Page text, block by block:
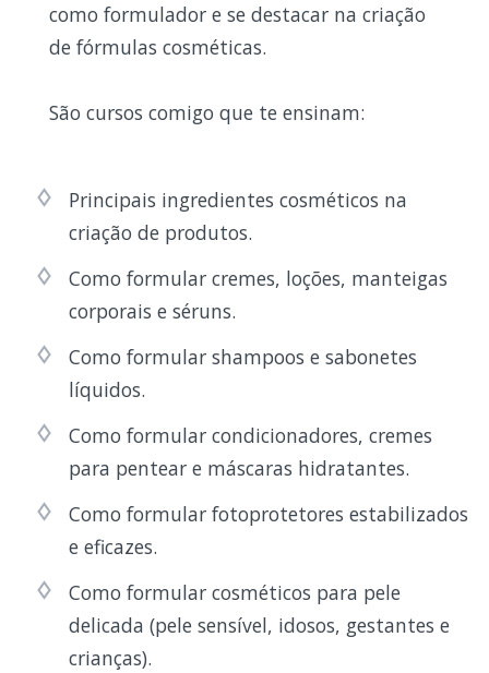
como formulador e se destacar na criação
de fórmulas cosméticas.
São cursos comigo que te ensinam:
Principais ingredientes cosméticos na
criação de produtos.
Como formular cremes, loções, manteigas
corporais e séruns.
Como formular shampoos e sabonetes
líquidos.
Como formular condicionadores, cremes
para pentear e máscaras hidratantes.
Como formular fotoprotetores estabilizados
e eficazes.
Como formular cosméticos para pele
delicada (pele sensível, idosos, gestantes e
crianças).